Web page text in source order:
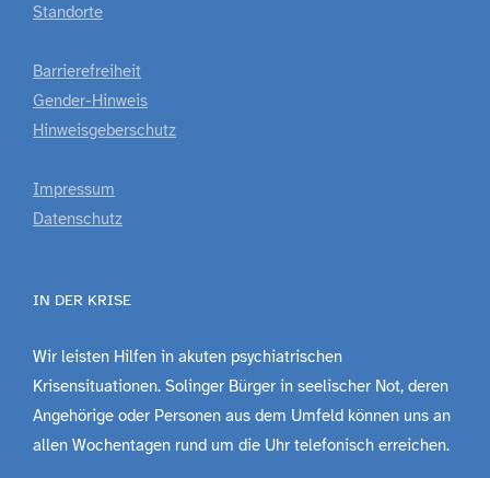
Standorte
Barrierefreiheit
Gender-Hinweis
Hinweisgeberschutz
Impressum
Datenschutz
IN DER KRISE
Wir leisten Hilfen in akuten psychiatrischen
Krisensituationen. Solinger Bürger in seelischer Not, deren
Angehörige oder Personen aus dem Umfeld können uns an
allen Wochentagen rund um die Uhr telefonisch erreichen.